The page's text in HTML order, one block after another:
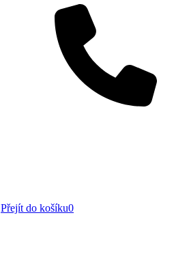
Přejít do košíku0